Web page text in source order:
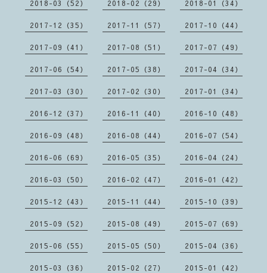
2018-03（52） 2018-02（29） 2018-01（34）
2017-12（35） 2017-11（57） 2017-10（44）
2017-09（41） 2017-08（51） 2017-07（49）
2017-06（54） 2017-05（38） 2017-04（34）
2017-03（30） 2017-02（30） 2017-01（34）
2016-12（37） 2016-11（40） 2016-10（48）
2016-09（48） 2016-08（44） 2016-07（54）
2016-06（69） 2016-05（35） 2016-04（24）
2016-03（50） 2016-02（47） 2016-01（42）
2015-12（43） 2015-11（44） 2015-10（39）
2015-09（52） 2015-08（49） 2015-07（69）
2015-06（55） 2015-05（50） 2015-04（36）
2015-03（36） 2015-02（27） 2015-01（42）